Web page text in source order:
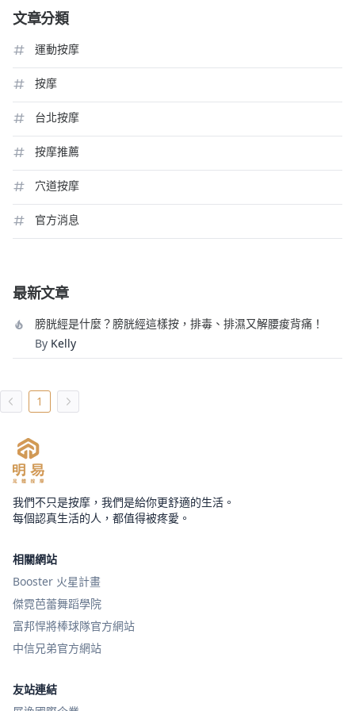
文章分類
運動按摩
按摩
台北按摩
按摩推薦
穴道按摩
官方消息
最新文章
膀胱經是什麼？膀胱經這樣按，排毒、排濕又解腰痠背痛！
By Kelly
1
我們不只是按摩，我們是給你更舒適的生活。
每個認真生活的人，都值得被疼愛。
相關網站
Booster 火星計畫
傑霓芭蕾舞蹈學院
富邦悍將棒球隊官方網站
中信兄弟官方網站
友站連結